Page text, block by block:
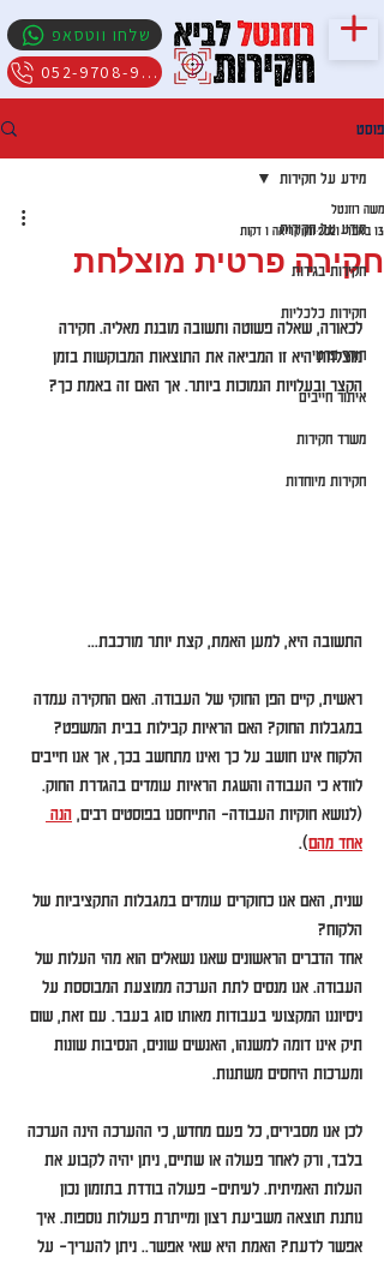
שלחו ווטסאפ
052-9708-909
פוסט
מידע על חקירות
חקירות בגידות
חקירות כלכליות
חוקר פרטי
איתור חייבים
משרד חקירות
חקירות מיוחדות
מידע על חקירות
חקירה פרטית מוצלחת
משה רוזנטל
13 באפר׳ 2021
זמן קריאה 1 דקות
לכאורה, שאלה פשוטה ותשובה מובנת מאליה. חקירה
מוצלחת היא זו המביאה את התוצאות המבוקשות בזמן
הקצר ובעלויות הנמוכות ביותר. אך האם זה באמת כך?
התשובה היא, למען האמת, קצת יותר מורכבת...
ראשית, קיים הפן החוקי של העבודה. האם החקירה עמדה
במגבלות החוק? האם הראיות קבילות בבית המשפט?
הלקוח אינו חושב על כך ואינו מתחשב בכך, אך אנו חייבים
לוודא כי העבודה והשגת הראיות עומדים בהגדרת החוק.
(לנושא חוקיות העבודה- התייחסנו בפוסטים רבים, הנה
אחד מהם).
שנית, האם אנו כחוקרים עומדים במגבלות התקציביות של
הלקוח?
אחד הדברים הראשונים שאנו נשאלים הוא מהי העלות של
העבודה. אנו מנסים לתת הערכה ממוצעת המבוססת על
ניסיוננו המקצועי בעבודות מאותו סוג בעבר. עם זאת, שום
תיק אינו דומה למשנהו, האנשים שונים, הנסיבות שונות
ומערכות היחסים משתנות.
לכן אנו מסבירים, כל פעם מחדש, כי ההערכה הינה הערכה
בלבד, ורק לאחר פעולה או שתיים, ניתן יהיה לקבוע את
העלות האמיתית. לעיתים- פעולה בודדת בתזמון נכון
נותנת תוצאה משביעת רצון ומייתרת פעולות נוספות. איך
אפשר לדעת? האמת היא שאי אפשר.. ניתן להעריך- על